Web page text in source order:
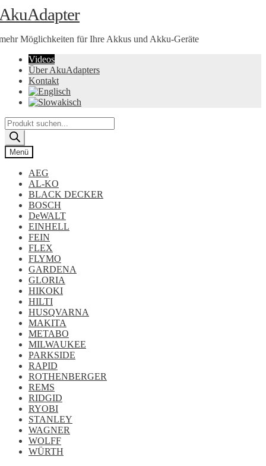
Zur
Navigation
Zum
Inhalt
Möglichkeiten für Ihre Akkus und Akku-Geräte
Videos
Über AkuAdapters
Kontakt
Products
search
Menü
AEG
AL-KO
BLACK DECKER
BOSCH
DeWALT
EINHELL
FEIN
FLEX
FLYMO
GARDENA
GLORIA
HIKOKI
HILTI
HUSQVARNA
MAKITA
METABO
MILWAUKEE
PARKSIDE
RAPID
ROTHENBERGER
REMS
RIDGID
RYOBI
STANLEY
WAGNER
WOLFF
WÜRTH